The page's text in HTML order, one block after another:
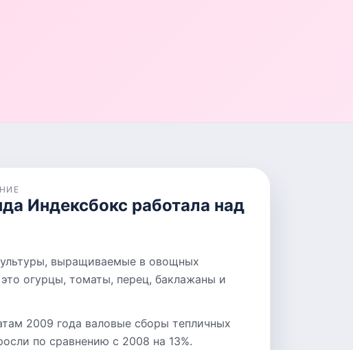
Индексбокс работала над
выращиваемые в овощных
огурцы, томаты, перец, баклажаны и
2009 года валовые сборы тепличных
по сравнению с 2008 на 13%.